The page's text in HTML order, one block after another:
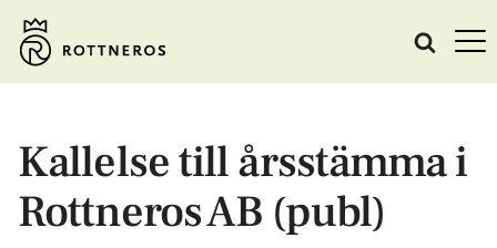
Kallelse till årsstämma i
Rottneros AB (publ)